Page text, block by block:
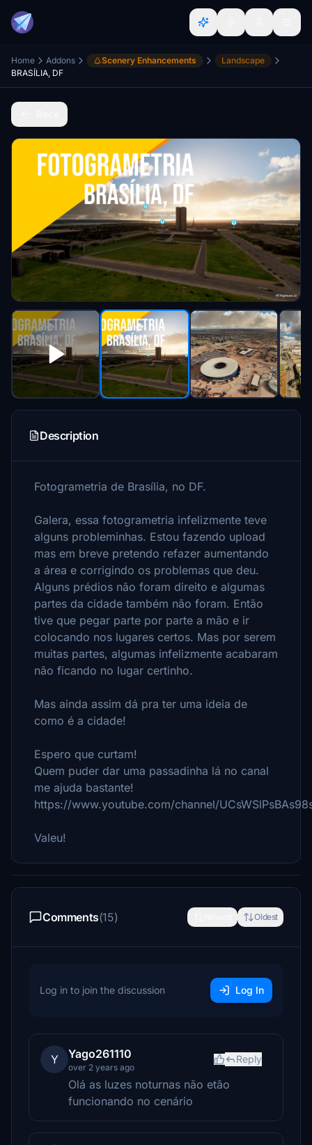
Home Addons Scenery Enhancements
Landscape
BRASÍLIA, DF
Description
Fotogrametria de Brasília, no DF.
Galera, essa fotogrametria infelizmente teve
alguns probleminhas. Estou fazendo upload
mas em breve pretendo refazer aumentando
a área e corrigindo os problemas que deu.
Alguns prédios não foram direito e algumas
partes da cidade também não foram. Então
tive que pegar parte por parte a mão e ir
colocando nos lugares certos. Mas por serem
muitas partes, algumas infelizmente acabaram
não ficando no lugar certinho.
Mas ainda assim dá pra ter uma ideia de
como é a cidade!
Espero que curtam!
Quem puder dar uma passadinha lá no canal
me ajuda bastante!
https://www.youtube.com/channel/
Valeu!
Comments(15) Oldest
Log in to join the discussion Log In
Y Yago261110
over 2 years ago
Reply
Olá as luzes noturnas não etão
funcionando no cenário